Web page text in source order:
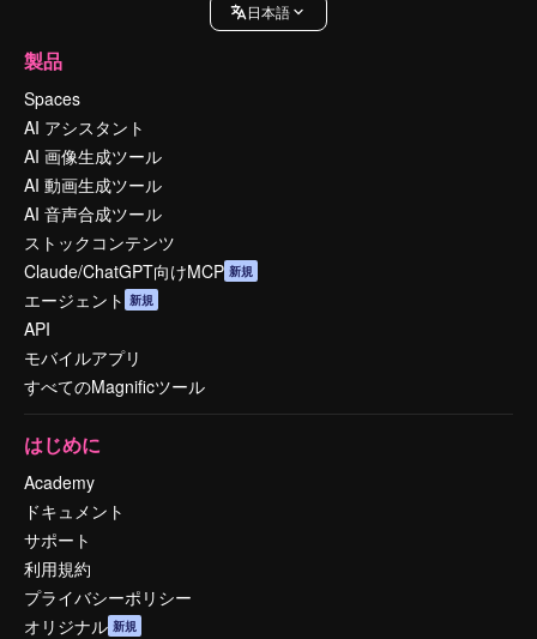
日本語
製品
Spaces
AI アシスタント
AI 画像生成ツール
AI 動画生成ツール
AI 音声合成ツール
ストックコンテンツ
Claude/ChatGPT向けMCP 新規
エージェント 新規
API
モバイルアプリ
すべてのMagnificツール
はじめに
Academy
ドキュメント
サポート
利用規約
プライバシーポリシー
オリジナル 新規